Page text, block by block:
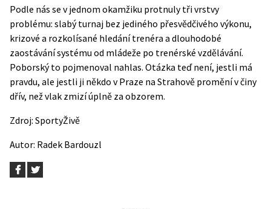
Podle nás se v jednom okamžiku protnuly tři vrstvy
problému: slabý turnaj bez jediného přesvědčivého výkonu,
krizové a rozkolísané hledání trenéra a dlouhodobé
zaostávání systému od mládeže po trenérské vzdělávání.
Poborský to pojmenoval nahlas. Otázka teď není, jestli má
pravdu, ale jestli ji někdo v Praze na Strahově promění v činy
dřív, než vlak zmizí úplně za obzorem.
Zdroj: SportyŽivě
Autor: Radek Bardouzl